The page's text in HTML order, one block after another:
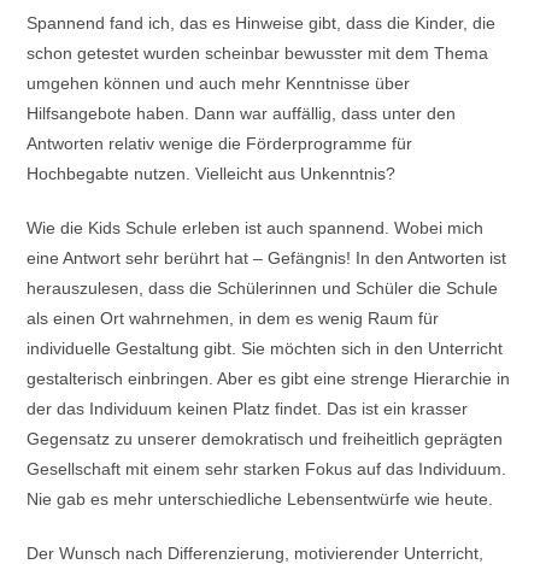
Spannend fand ich, das es Hinweise gibt, dass die Kinder, die
schon getestet wurden scheinbar bewusster mit dem Thema
umgehen können und auch mehr Kenntnisse über
Hilfsangebote haben. Dann war auffällig, dass unter den
Antworten relativ wenige die Förderprogramme für
Hochbegabte nutzen. Vielleicht aus Unkenntnis?
Wie die Kids Schule erleben ist auch spannend. Wobei mich
eine Antwort sehr berührt hat – Gefängnis! In den Antworten ist
herauszulesen, dass die Schülerinnen und Schüler die Schule
als einen Ort wahrnehmen, in dem es wenig Raum für
individuelle Gestaltung gibt. Sie möchten sich in den Unterricht
gestalterisch einbringen. Aber es gibt eine strenge Hierarchie in
der das Individuum keinen Platz findet. Das ist ein krasser
Gegensatz zu unserer demokratisch und freiheitlich geprägten
Gesellschaft mit einem sehr starken Fokus auf das Individuum.
Nie gab es mehr unterschiedliche Lebensentwürfe wie heute.
Der Wunsch nach Differenzierung, motivierender Unterricht,